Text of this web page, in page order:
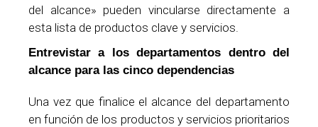
del alcance» pueden vincularse directamente a
esta lista de productos clave y servicios.
Entrevistar a los departamentos dentro del
alcance para las cinco dependencias
Una vez que finalice el alcance del departamento
en función de los productos y servicios prioritarios